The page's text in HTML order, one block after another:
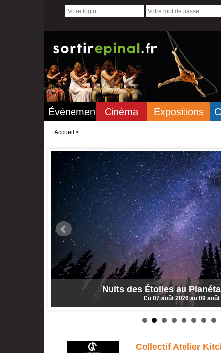
Événements Cinéma Expositions
Accueil >
Nuits des Étoiles au
Du 07 août 2026 au 09 août
Collectif Atelier